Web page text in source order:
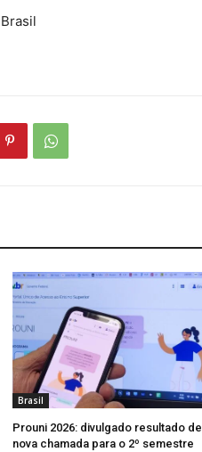
Brasil
Prouni 2026: divulgado resultado de
nova chamada para o 2º semestre